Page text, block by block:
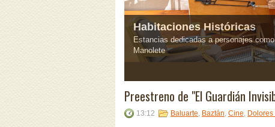
Habitaciones Históricas
Estancias dedicadas a personajes
Manolete
Preestreno de "El Guardián
13:12 Baluarte, Baztán, Cine,